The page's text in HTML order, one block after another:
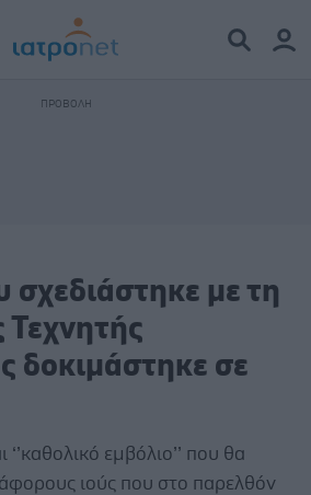
σχεδιάστηκε με τη
Τεχνητής
δοκιμάστηκε σε
‘’καθολικό εμβόλιο’’ που θα
ιούς που στο παρελθόν